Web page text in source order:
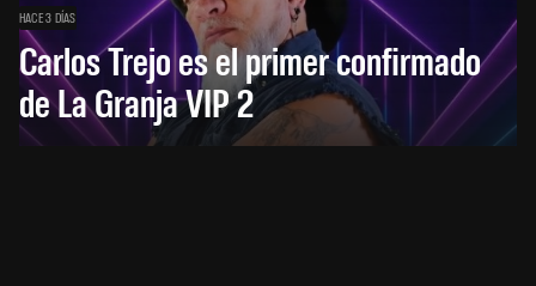
HACE 3 DÍAS
Carlos Trejo es el primer confirmado
de La Granja VIP 2